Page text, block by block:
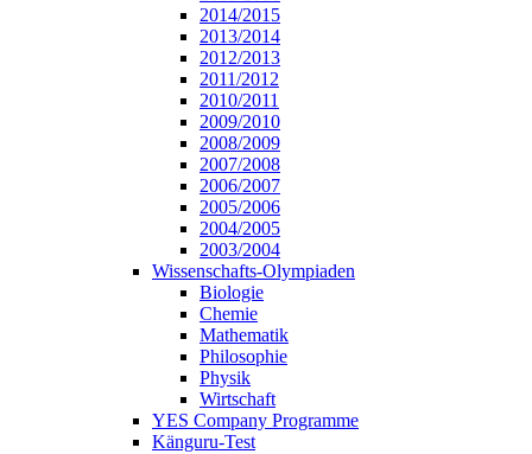
2014/2015
2013/2014
2012/2013
2011/2012
2010/2011
2009/2010
2008/2009
2007/2008
2006/2007
2005/2006
2004/2005
2003/2004
Wissenschafts-Olympiaden
Biologie
Chemie
Mathematik
Philosophie
Physik
Wirtschaft
YES Company Programme
Känguru-Test